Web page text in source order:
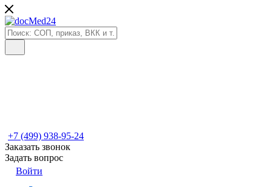
+7 (499) 938-95-24
Заказать звонок
Задать вопрос
Войти